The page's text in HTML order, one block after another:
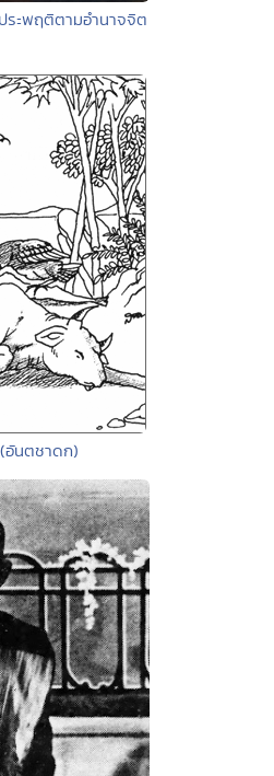
ะพฤติตามอำนาจจิต
อันตชาดก)